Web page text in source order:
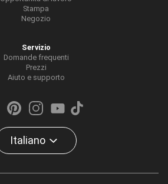
Stampa
Negozio
Servizio
Domande frequenti
Prezzi
Aiuto e supporto
Italiano